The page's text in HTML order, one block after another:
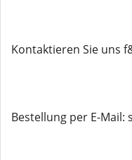
Kontaktieren Sie uns
Bestellung per E-Mail: